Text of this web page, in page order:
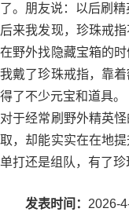
了。朋友说：以后刷精
后来我发现，珍珠戒
在野外找隐藏宝箱的
我戴了珍珠戒指，靠
得了不少元宝和道具。
对于经常刷野外精英
取，却能实实在在地
单打还是组队，有了
发表时间： 2026-